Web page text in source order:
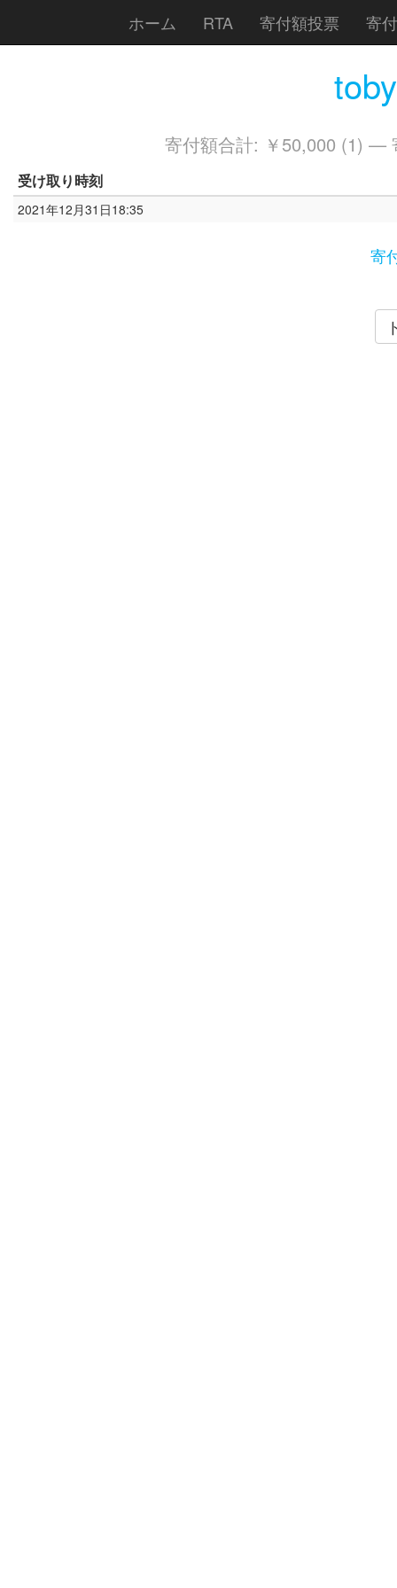
ホーム RTA 寄付額投票 寄
寄付額合計: ￥50,000 (1) —
受け取り時刻
2021年12月31日18:35
寄